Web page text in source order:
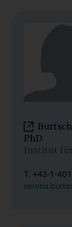
PhD
Institut
T: +43-1-